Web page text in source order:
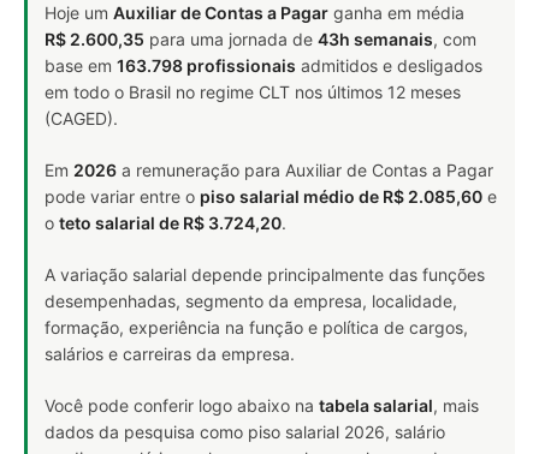
Hoje um Auxiliar de Contas a Pagar ganha em média
R$ 2.600,35 para uma jornada de 43h semanais, com
base em 163.798 profissionais admitidos e desligados
em todo o Brasil no regime CLT nos últimos 12 meses
(CAGED).
Em 2026 a remuneração para Auxiliar de Contas a Pagar
pode variar entre o piso salarial médio de R$ 2.085,60 e
o teto salarial de R$ 3.724,20.
A variação salarial depende principalmente das funções
desempenhadas, segmento da empresa, localidade,
formação, experiência na função e política de cargos,
salários e carreiras da empresa.
Você pode conferir logo abaixo na tabela salarial, mais
dados da pesquisa como piso salarial 2026, salário